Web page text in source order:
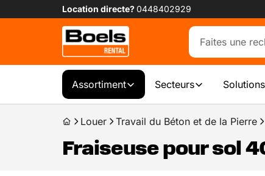
Location directe?0448402929
Assortiment Secteurs
Louer Travail du Béton et de la Pierre
Fraiseuse pour sol